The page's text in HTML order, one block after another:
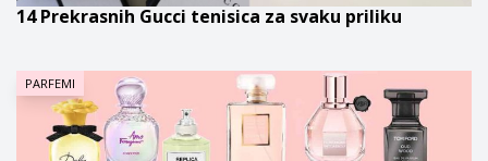
14 Prekrasnih Gucci tenisica za svaku priliku
PARFEMI